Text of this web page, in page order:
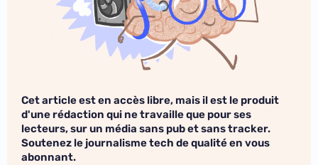
Cet article est en accès libre, mais il est le produit
d'une rédaction qui ne travaille que pour ses
lecteurs, sur un média sans pub et sans tracker.
Soutenez le journalisme tech de qualité en vous
abonnant.